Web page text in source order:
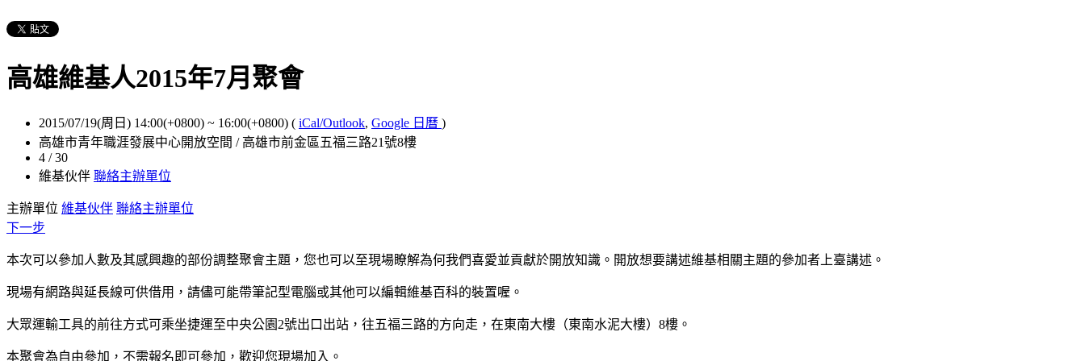
高雄維基人2015年7月聚會
2015/07/19(周日) 14:00(+0800) ~ 16:00(+0800) ( iCal/Outlook, Google 日曆 )
高雄市青年職涯發展中心開放空間 / 高雄市前金區五福三路21號8樓
4 / 30
維基伙伴 聯絡主辦單位
主辦單位 維基伙伴 聯絡主辦單位
下一步
本次可以參加人數及其感興趣的部份調整聚會主題，您也可以至現場瞭解為何我們喜愛並貢獻於開放知識。開放想要講述維基相關主題的參加者上臺講述。
現場有網路與延長線可供借用，請儘可能帶筆記型電腦或其他可以編輯維基百科的裝置喔。
大眾運輸工具的前往方式可乘坐捷運至中央公園2號出口出站，往五福三路的方向走，在東南大樓（東南水泥大樓）8樓。
本聚會為自由參加，不需報名即可參加，歡迎您現場加入。